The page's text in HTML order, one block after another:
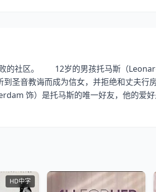
的社区。 12岁的男孩托马斯（
圣音教诲而成为信女，并拒绝和丈夫行
饰）是托马斯的唯一好友，他的爱好
HD中字